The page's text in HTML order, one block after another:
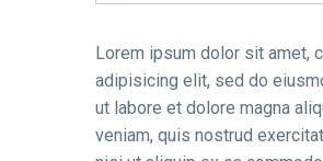
Lorem ipsum dolor sit amet,
adipisicing elit, sed do
ut labore et dolore magna
veniam, quis nostrud